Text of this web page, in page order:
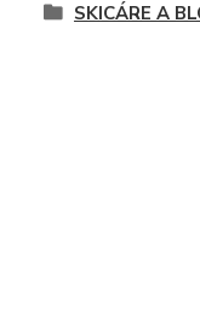
SKICÁRE A